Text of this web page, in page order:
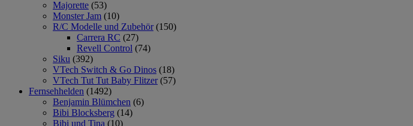
Majorette (53)
Monster Jam (10)
R/C Modelle und Zubehör (150)
Carrera RC (27)
Revell Control (74)
Siku (392)
VTech Switch & Go Dinos (18)
VTech Tut Tut Baby Flitzer (57)
Fernsehhelden (1492)
Benjamin Blümchen (6)
Bibi Blocksberg (14)
Bibi und Tina (10)